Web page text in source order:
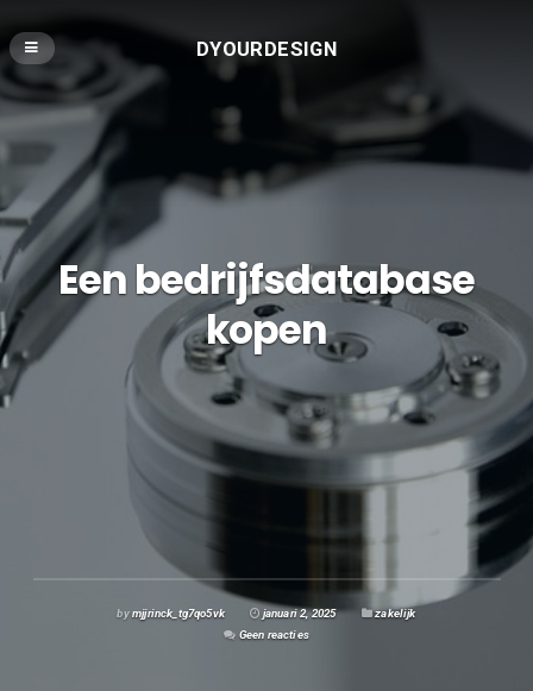
DYOURDESIGN
Een bedrijfsdatabase
kopen
bymjjrinck_tg7qo5vk januari 2, 2025
zakelijk
Geen reacties